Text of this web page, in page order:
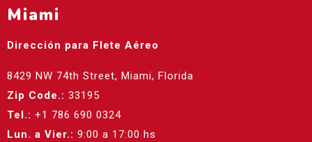
Miami
Dirección para Flete Aéreo
8429 NW 74th Street, Miami, Florida
Zip Code.: 33195
Tel.: +1 786 690 0324
Lun. a Vier.: 9:00 a 17:00 hs